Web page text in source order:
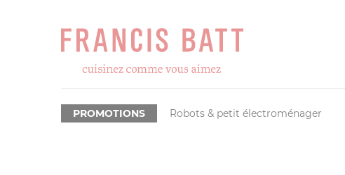
Robots & petit électroménager
PROMOTIONS